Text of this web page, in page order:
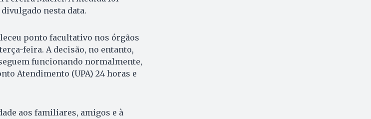
nesta data.
ponto facultativo nos órgãos
feira. A decisão, no entanto,
funcionando normalmente,
Atendimento (UPA) 24 horas e
aos familiares, amigos e à